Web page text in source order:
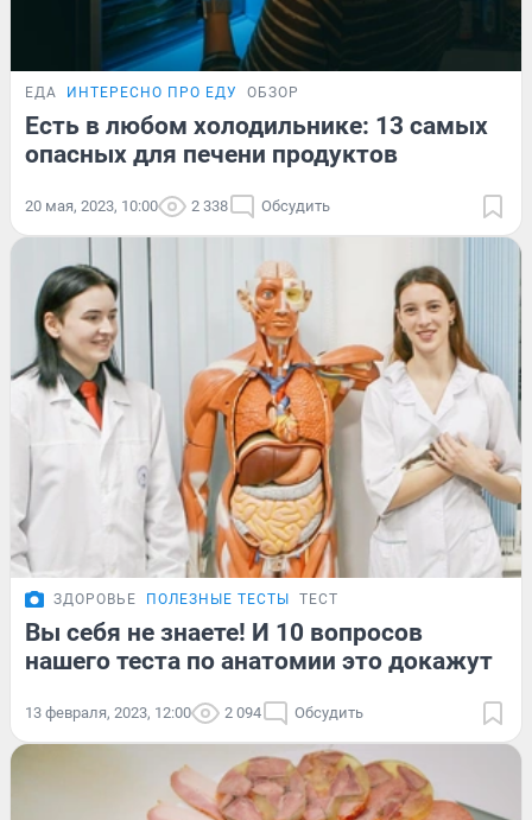
ЕДА ИНТЕРЕСНО ПРО ЕДУ ОБЗОР
Есть в любом холодильнике: 13 самых
опасных для печени продуктов
20 мая, 2023, 10:00 2 338 Обсудить
ЗДОРОВЬЕ ПОЛЕЗНЫЕ ТЕСТЫ ТЕСТ
Вы себя не знаете! И 10 вопросов
нашего теста по анатомии это докажут
13 февраля, 2023, 12:00 2 094 Обсудить